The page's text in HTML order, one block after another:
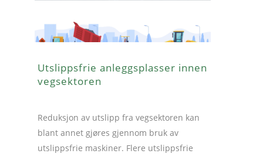
Utslippsfrie anleggsplasser innen
vegsektoren
Reduksjon av utslipp fra vegsektoren kan
blant annet gjøres gjennom bruk av
utslippsfrie maskiner. Flere utslippsfrie